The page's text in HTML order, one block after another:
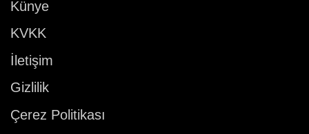
Künye
KVKK
İletişim
Gizlilik
Çerez Politikası